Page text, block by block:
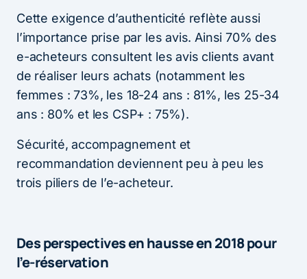
Cette exigence d’authenticité reflète aussi
l’importance prise par les avis. Ainsi 70% des
e-acheteurs consultent les avis clients avant
de réaliser leurs achats (notamment les
femmes : 73%, les 18-24 ans : 81%, les 25-34
ans : 80% et les CSP+ : 75%).
Sécurité, accompagnement et
recommandation deviennent peu à peu les
trois piliers de l’e-acheteur.
Des perspectives en hausse en 2018 pour
l’e-réservation